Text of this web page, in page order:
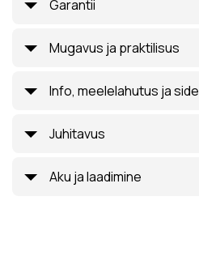
Garantii
Mugavus ja praktilisus
Info, meelelahutus ja side
Juhitavus
Aku ja laadimine